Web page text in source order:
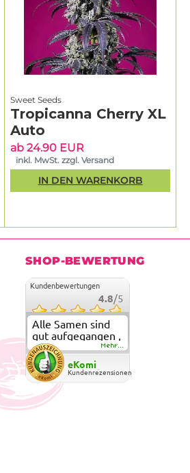
Sweet Seeds
Tropicanna Cherry XL
Auto
ab 24.90 EUR
inkl. MwSt. zzgl. Versand
IN DEN WARENKORB
SHOP-BEWERTUNG
Kundenbewertungen
4.8/5
Alle Samen sind
gut aufgegangen ,
meine ersten
grow versuche
sind alle geglückt.
Die Sorten und
Anbieter Vielfalt
überzeugen sehr .
Mehr...
eKomi
Kundenrezensionen